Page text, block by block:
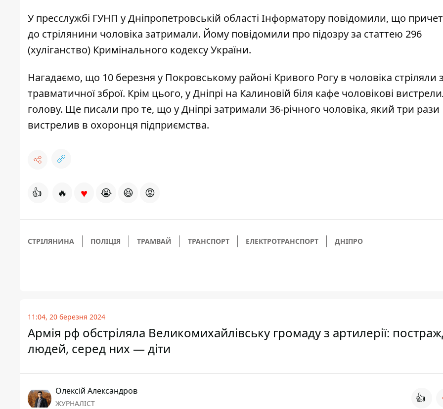
У пресслужбі ГУНП у Дніпропетровській області Інформатору повідомили, що
до стрілянини чоловіка затримали. Йому повідомили про підозру за статтею 296
(хуліганство) Кримінального кодексу України.
Нагадаємо, що 10 березня у Покровському районі Кривого Рогу в чоловіка стріляли
травматичної зброї. Крім цього, у Дніпрі на Калиновій біля кафе чоловікові
голову. Ще писали про те, що у Дніпрі затримали 36-річного чоловіка, який три рази
вистрелив в охоронця підприємства.
👍 🔥 ♥ 😭 😆 😡
СТРІЛЯНИНА ПОЛІЦІЯ ТРАМВАЙ ТРАНСПОРТ ЕЛЕКТРОТРАНСПОРТ ДНІПРО
11:04, 20 березня 2024
Армія рф обстріляла Великомихайлівську громаду з артилерії:
людей, серед них — діти
Олексій Александров
ЖУРНАЛІСТ 👍